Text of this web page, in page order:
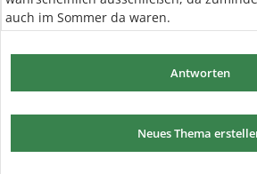
auch im Sommer da waren.
Antworten
Neues Thema